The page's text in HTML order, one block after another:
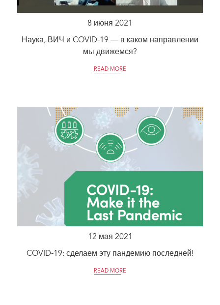
8 июня 2021
Наука, ВИЧ и COVID-19 — в каком направлении
мы движемся?
READ MORE
12 мая 2021
COVID-19: сделаем эту пандемию последней!
READ MORE